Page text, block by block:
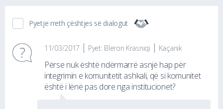
Pyetje rreth çështjes së dialogut
11/03/2017 Pyet: Bleron Krasniqi Kaçanik
Përse nuk është ndërmarrë asnjë hap për
integrimin e komunitetit ashkali, që si komunitet
është i lënë pas dore nga institucionet?